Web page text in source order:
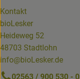
Kontakt
bioLesker
Heideweg 52
48703 Stadtlohn
info@bioLesker.de
02563 / 900 530 - 0